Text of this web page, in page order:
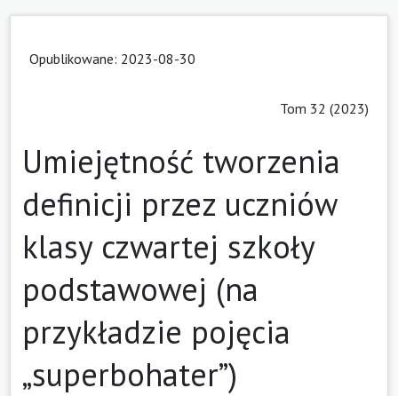
Opublikowane: 2023-08-30
Tom 32 (2023)
Umiejętność tworzenia
definicji przez uczniów
klasy czwartej szkoły
podstawowej (na
przykładzie pojęcia
„superbohater”)